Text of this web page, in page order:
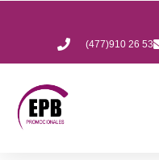
(477)910 26 53